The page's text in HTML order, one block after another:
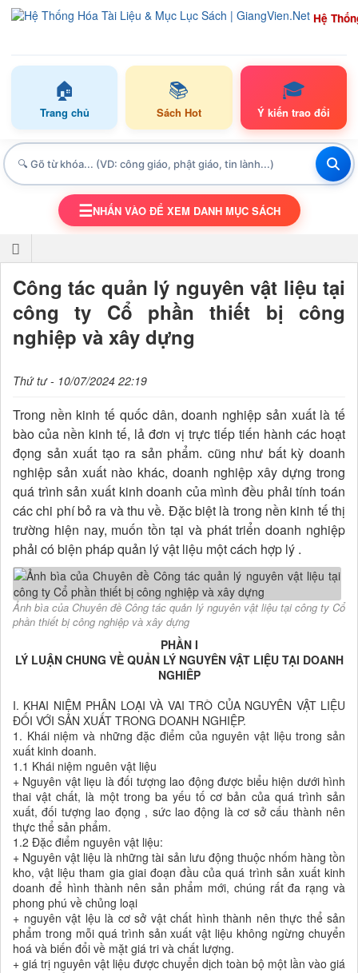
Hệ
🏠
Trang chủ
📚
Sách Hot
🎓
Ý kiến trao đổi
TOGGLE NAVIGATION
☰NHẤN VÀO ĐỂ XEM DANH MỤC SÁCH
Công tác quản lý nguyên vật liệu tại
công ty Cổ phần thiết bị công
nghiệp và xây dựng
Thứ tư - 10/07/2024 22:19
Trong nền kinh tế quốc dân, doanh nghiệp sản xuất là tế
bào của nền kinh tế, lả đơn vị trực tiếp tiến hành các hoạt
đọng sản xuất tạo ra sản phẩm. cũng như bất kỳ doanh
nghiệp sản xuất nào khác, doanh nghiệp xây dựng trong
quá trình sản xuất kinh doanh của mình đều phải tính toán
các chi phí bỏ ra và thu về. Đặc biệt là trong nền kinh tế thị
trường hiện nay, muốn tồn tại và phát triển doanh nghiệp
phải có biện pháp quản lý vật liệu một cách hợp lý .
Ảnh bìa của Chuyên đề Công tác quản lý nguyên vật liệu tại công ty Cổ
phần thiết bị công nghiệp và xây dựng
PHẦN I
LÝ LUẬN CHUNG VỀ QUẢN LÝ NGUYÊN VẬT LIỆU TẠI DOANH
NGHIÊP
I. KHAI NIỆM PHÂN LOẠI VÀ VAI TRÒ CỦA NGUYÊN VẬT LIỆU
ĐỐI VỚI SẢN XUẤT TRONG DOANH NGHIỆP.
1. Khái niệm và những đặc điểm của nguyên vật liệu trong sản
xuất kinh doanh.
1.1 Khái niệm nguên vật liệu
+ Nguyên vật liẹu là đối tượng lao động được biểu hiện dưới hình
thai vật chất, là một trong ba yếu tố cơ bản của quá trình sản
xuất, đối tượng lao đọng , sức lao động là cơ sở cấu thành nên
thực thể sản phẩm.
1.2 Đặc điểm nguyên vật liệu:
+ Nguyên vật liệu là những tài sản lưu động thuộc nhốm hàng tồn
kho, vật liệu tham gia giai đoạn đầu của quá trình sản xuất kinh
doanh để hình thành nên sản phẩm mới, chúng rất đa rạng và
phong phú về chủng loại
+ nguyên vật lệu là cơ sở vật chất hình thành nên thực thể sản
phẩm trong mỗi quá trình sản xuất vật liệu không ngừng chuyển
hoá và biến đổi về mặt giá tri và chất lượng.
+ giá trị nguyên vật liệu được chuyển dịch toàn bộ một lần vào giá